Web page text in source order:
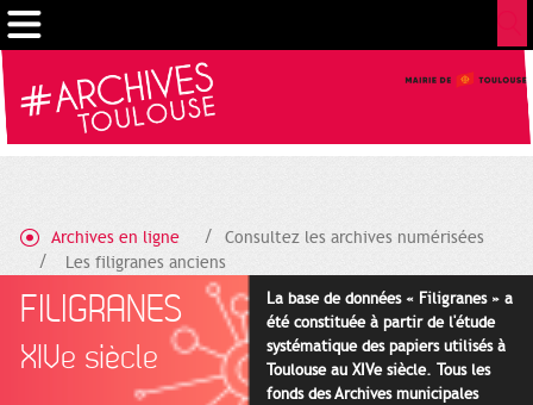
Archives en ligne
Consultez les archives numérisées
Les filigranes anciens
FILIGRANES
XIVe siècle
La base de données « Filigranes » a
été constituée à partir de l'étude
systématique des papiers utilisés à
Toulouse au XIVe siècle. Tous les
fonds des Archives municipales
Cookies management panel